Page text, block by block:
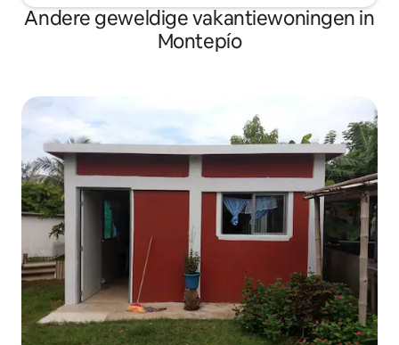
Andere geweldige vakantiewoningen in
Montepío